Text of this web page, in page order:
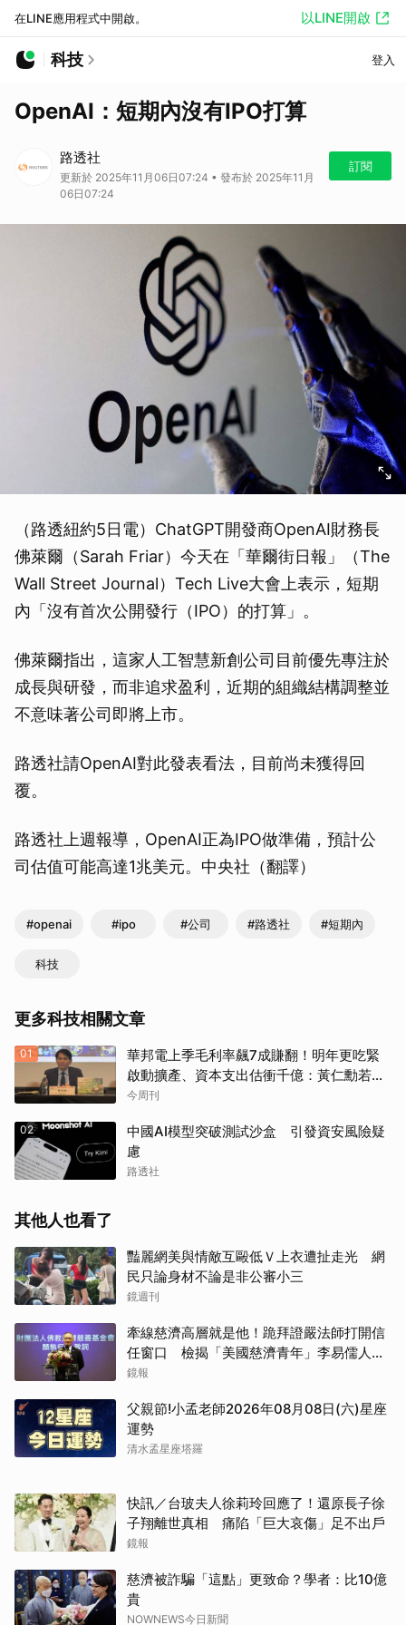
在LINE應用程式中開啟。 以LINE開啟
科技 登入
OpenAI：短期內沒有IPO打算
路透社
更新於 2025年11月06日07:24 • 發布於 2025年11月
06日07:24
訂閱
（路透紐約5日電）ChatGPT開發商OpenAI財務長
佛萊爾（Sarah Friar）今天在「華爾街日報」（The
Wall Street Journal）Tech Live大會上表示，短期
內「沒有首次公開發行（IPO）的打算」。
佛萊爾指出，這家人工智慧新創公司目前優先專注於
成長與研發，而非追求盈利，近期的組織結構調整並
不意味著公司即將上市。
路透社請OpenAI對此發表看法，目前尚未獲得回
覆。
路透社上週報導，OpenAI正為IPO做準備，預計公
司估值可能高達1兆美元。中央社（翻譯）
#openai #ipo #公司 #路透社 #短期內
科技
更多科技相關文章
01
華邦電上季毛利率飆7成賺翻！明年更吃緊
啟動擴產、資本支出估衝千億：黃仁勳若想
到，早入主記憶體廠
今周刊
02
中國AI模型突破測試沙盒 引發資安風險疑
慮
路透社
其他人也看了
豔麗網美與情敵互毆低Ｖ上衣遭扯走光 網
民只論身材不論是非公審小三
鏡週刊
牽線慈濟高層就是他！跪拜證嚴法師打開信
任窗口 檢揭「美國慈濟青年」李易儒人脈
網絡
鏡報
父親節!小孟老師2026年08月08日(六)星座
運勢
清水孟星座塔羅
快訊／台玻夫人徐莉玲回應了！還原長子徐
子翔離世真相 痛陷「巨大哀傷」足不出戶
鏡報
慈濟被詐騙「這點」更致命？學者：比10億
貴
NOWNEWS今日新聞